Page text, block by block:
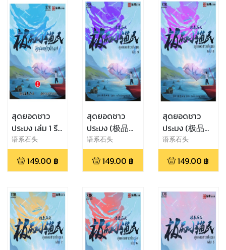
สุดยอดชาว
ประมง เล่ม 1 รี
ไรท์
语系石头
149.00 ฿
สุดยอดชาว
ประมง (极品小
渔民) เล่ม 9
语系石头
149.00 ฿
สุดยอดชาว
ประมง (极品小
渔民) เล่ม 8
语系石头
149.00 ฿